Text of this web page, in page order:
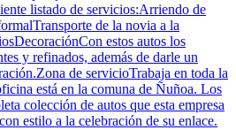
listado de servicios:Arriendo de
de la novia a la
estos autos los
y refinados, además de darle un
de servicioTrabaja en toda la
está en la comuna de Ñuñoa. Los
colección de autos que esta empresa
estilo a la celebración de su enlace.